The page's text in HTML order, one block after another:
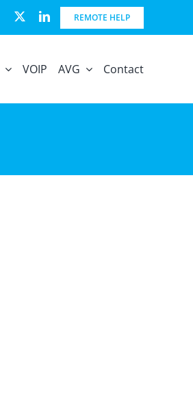
REMOTE HELP
VOIP AVG Contact